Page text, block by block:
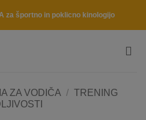
za športno in poklicno kinologijo
ZA VODIČA / TRENING